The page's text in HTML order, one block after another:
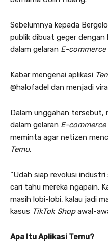
Sebelumnya kepada
publik dibuat geger dengan
dalam gelaran E-
Kabar mengenai aplikasi
@halofadel dan menjadi
Dalam unggahan tersebut,
dalam gelaran E-commerce
meminta agar netizen
Temu.
“Udah siap revolusi
cari tahu mereka ngapain.
masih lobi-lobi, kalau jadi
kasus TikTok Shopawal-
Apa Itu Aplikasi Temu?